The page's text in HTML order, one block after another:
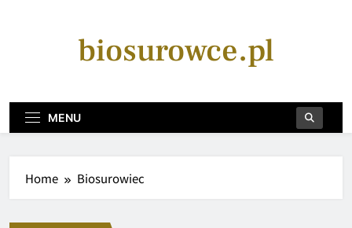
biosurowce.pl
MENU
Home Biosurowiec